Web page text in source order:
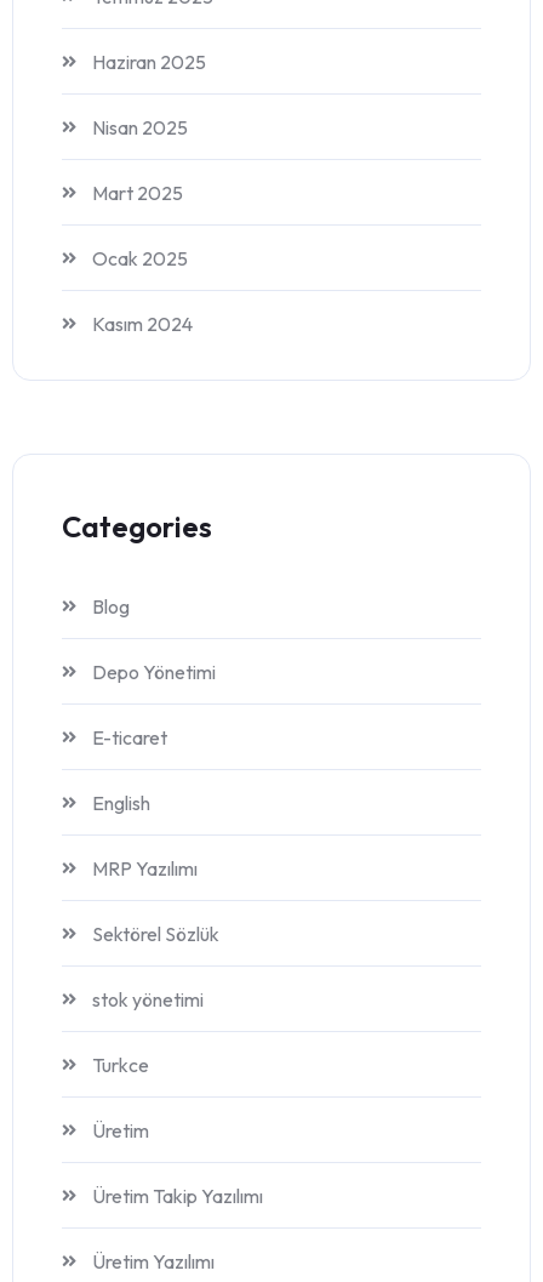
Haziran 2025
Nisan 2025
Mart 2025
Ocak 2025
Kasım 2024
Categories
Blog
Depo Yönetimi
E-ticaret
English
MRP Yazılımı
Sektörel Sözlük
stok yönetimi
Turkce
Üretim
Üretim Takip Yazılımı
Üretim Yazılımı